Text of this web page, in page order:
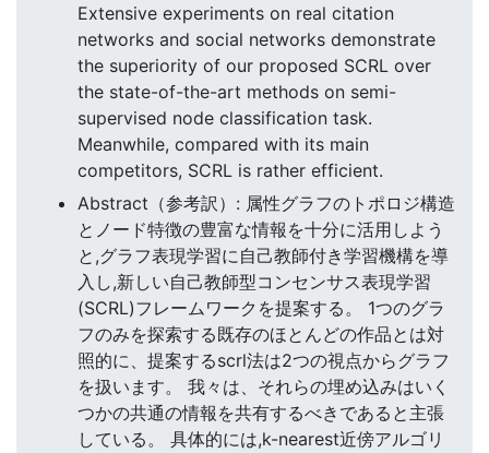
Extensive experiments on real citation
networks and social networks demonstrate
the superiority of our proposed SCRL over
the state-of-the-art methods on semi-
supervised node classification task.
Meanwhile, compared with its main
competitors, SCRL is rather efficient.
Abstract（参考訳）: 属性グラフのトポロジ構造
とノード特徴の豊富な情報を十分に活用しよう
と,グラフ表現学習に自己教師付き学習機構を導
入し,新しい自己教師型コンセンサス表現学習
(SCRL)フレームワークを提案する。 1つのグラ
フのみを探索する既存のほとんどの作品とは対
照的に、提案するscrl法は2つの視点からグラフ
を扱います。 我々は、それらの埋め込みはいく
つかの共通の情報を共有するべきであると主張
している。 具体的には,k-nearest近傍アルゴリ